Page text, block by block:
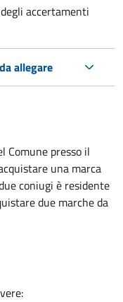
accertamenti
allegare
Comune presso il
una marca
coniugi è residente
due marche da